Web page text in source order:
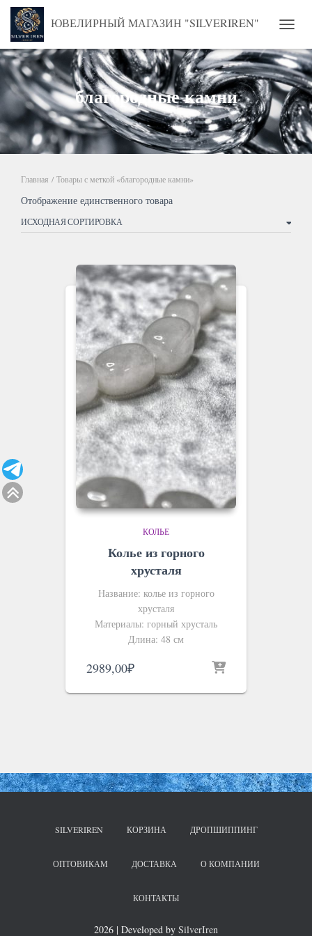
ЮВЕЛИРНЫЙ МАГАЗИН "SILVERIREN"
благородные камни
Главная / Товары с меткой «благородные камни»
Отображение единственного товара
КОЛЬЕ
Колье из горного
хрусталя
Название: колье из горного
хрусталя
Материалы: горный хрусталь
Длина: 48 см
2989,00₽
SILVERIREN КОРЗИНА ДРОПШИППИНГ
ОПТОВИКАМ ДОСТАВКА О КОМПАНИИ
КОНТАКТЫ
2026 | Developed by SilverIren